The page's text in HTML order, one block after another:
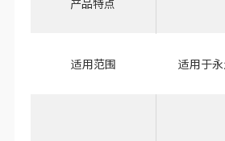
适用范围 适用于